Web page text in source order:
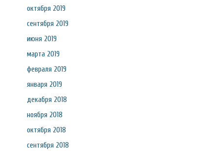
октября 2019
сентября 2019
июня 2019
марта 2019
февраля 2019
января 2019
декабря 2018
ноября 2018
октября 2018
сентября 2018